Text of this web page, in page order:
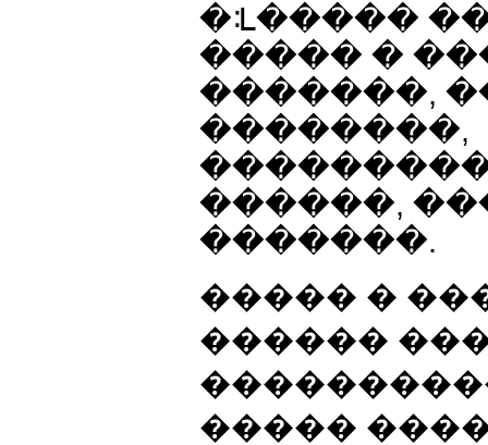
�ᒺ�����
����� �
�������,
��������,
������,
�������.
����� �
������
�����